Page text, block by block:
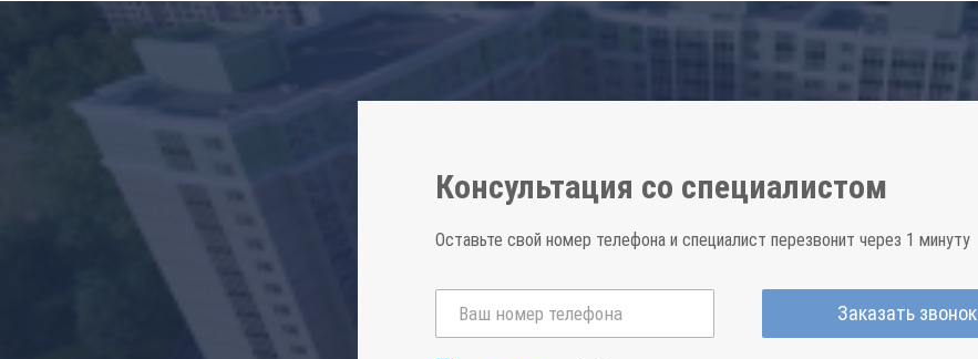
Консультация со специалистом
Оставьте свой номер телефона и специалист перезвонит через 1 минуту
Заказать звонок